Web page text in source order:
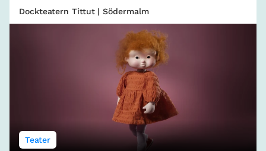
Dockteatern Tittut | Södermalm
Teater